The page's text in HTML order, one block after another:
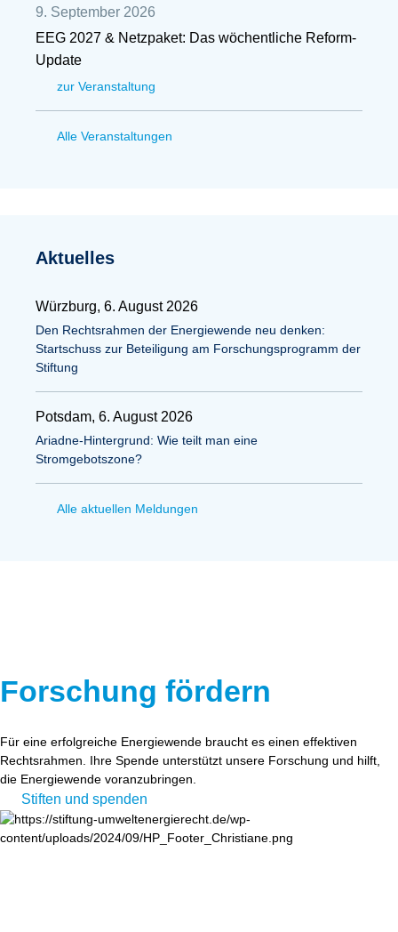
9. September 2026
EEG 2027 & Netzpaket: Das wöchentliche Reform-
Update
zur Veranstaltung
Alle Veranstaltungen
Aktuelles
Würzburg, 6. August 2026
Den Rechtsrahmen der Energiewende neu denken:
Startschuss zur Beteiligung am Forschungsprogramm der
Stiftung
Potsdam, 6. August 2026
Ariadne-Hintergrund: Wie teilt man eine
Stromgebotszone?
Alle aktuellen Meldungen
Forschung fördern
Für eine erfolgreiche Energiewende braucht es einen effektiven
Rechtsrahmen. Ihre Spende unterstützt unsere Forschung und hilft,
die Energiewende voranzubringen.
Stiften und spenden